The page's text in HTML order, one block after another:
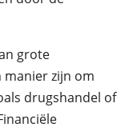
grote
manier zijn om
drugshandel of